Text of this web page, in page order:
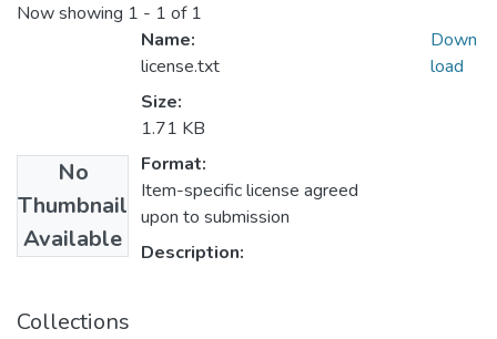
Now showing 1 - 1 of 1
No
Thumbnail
Available
Name:
license.txt
Size:
1.71 KB
Format:
Item-specific license agreed
upon to submission
Description:
Down
load
Collections